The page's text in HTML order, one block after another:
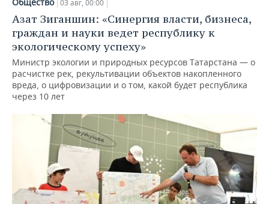
03 авг, 00:00
Азат Зиганшин: «Синергия власти, бизнеса,
граждан и науки ведет республику к
экологическому успеху»
Министр экологии и природных ресурсов Татарстана — о
расчистке рек, рекультивации объектов накопленного
вреда, о цифровизации и о том, какой будет республика
через 10 лет